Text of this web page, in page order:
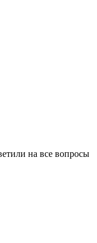
на все вопросы